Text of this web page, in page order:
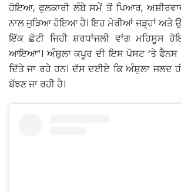
ਹੋਇਆ, ਫੁਲਕਾਰੀ ਲੰਬੇ ਸਮੇਂ ਤੋਂ ਪਿਆਰ,
ਨਾਲ ਜੁੜਿਆ ਹੋਇਆ ਹੈ। ਇਹ ਮੇਰੀਆਂ ਜੜ੍ਹਾਂ ਅਤੇ
ਇੱਕ ਛੋਟੀ ਜਿਹੀ ਸ਼ਰਧਾਂਜਲੀ ਵਾਂਗ
ਆਇਆ”। ਅੰਸ਼ੁਲਾ ਕਪੂਰ ਦੀ ਇਸ ਪੋਸਟ ‘ਤੇ ਫੈਨਸ
ਦਿੱਤੇ ਜਾ ਰਹੇ ਹਨ। ਦੱਸ ਦਈਏ ਕਿ ਅੰਸ਼ੁਲਾ ਜਲਦ
ਬੱਝਣ ਜਾ ਰਹੀ ਹੈ।